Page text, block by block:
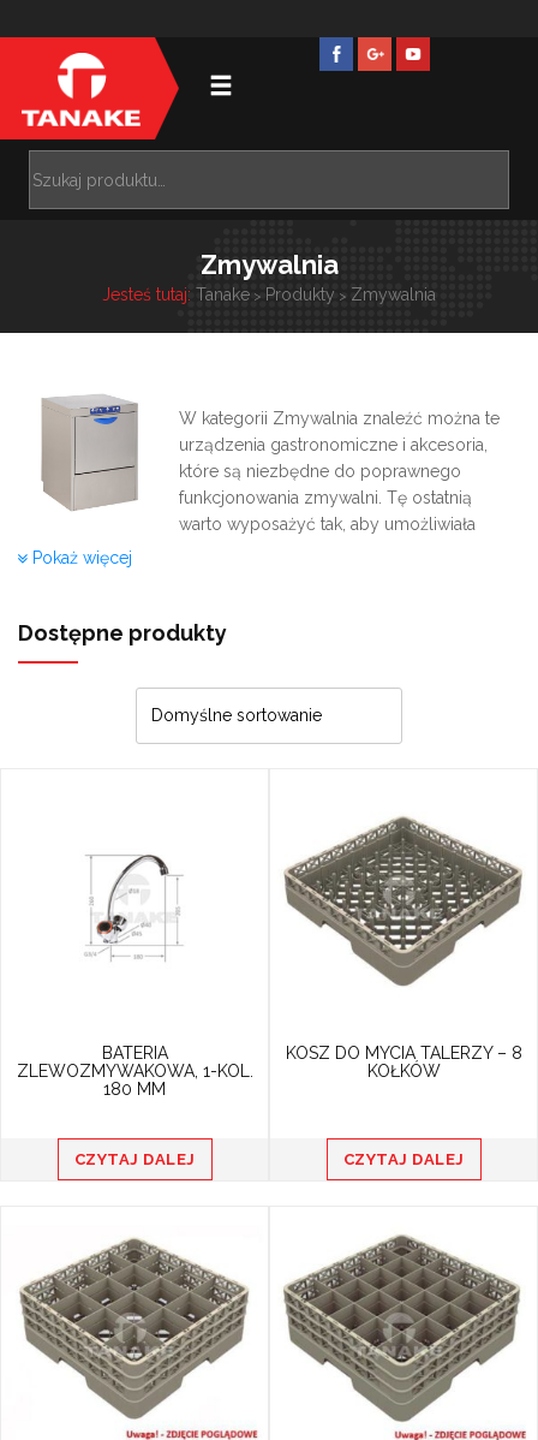
Zmywalnia
Jesteś tutaj: Tanake > Produkty > Zmywalnia
W kategorii Zmywalnia znaleźć można te
urządzenia gastronomiczne i akcesoria,
które są niezbędne do poprawnego
funkcjonowania zmywalni. Tę ostatnią
warto wyposażyć tak, aby umożliwiała
głową, aby tak podstawowa funkcja jaką w
zbędnych nakładów (także czasu).
najniższe. Im zmywalnia większa, tym
ważniejsze staje się jej fachowe
zaprojektowanie i wyposażenie (zmywarki,
stoły ze zlewami,szafy przylotowe,
zmiękczacze, bateria itp.). Czasem warto
wydać kilka złotych więcej na etapie
zakupu sprzętu niż potem przez lata
Pokaż więcej
Dostępne produkty
BATERIA
ZLEWOZMYWAKOWA, 1-KOL.
180 MM
CZYTAJ DALEJ
KOSZ DO MYCIA TALERZY – 8
KOŁKÓW
CZYTAJ DALEJ